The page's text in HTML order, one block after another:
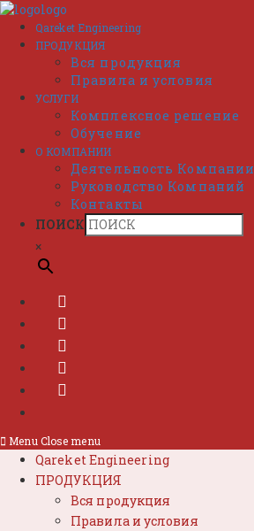
Перейти
содержимому
Qareket Engineering
ПРОДУКЦИЯ
Вся продукция
Правила и условия
УСЛУГИ
Комплексное решение
Обучение
О КОМПАНИИ
Деятельность Компании
Руководство Компаний
Контакты
ПОИСК
×
Menu Close menu
Qareket Engineering
ПРОДУКЦИЯ
Вся продукция
Правила и условия